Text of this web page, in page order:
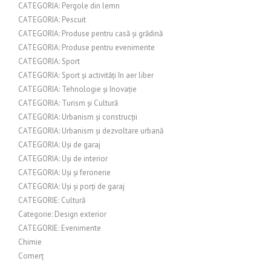
CATEGORIA: Pergole din lemn
CATEGORIA: Pescuit
CATEGORIA: Produse pentru casă și grădină
CATEGORIA: Produse pentru evenimente
CATEGORIA: Sport
CATEGORIA: Sport și activități în aer liber
CATEGORIA: Tehnologie și Inovație
CATEGORIA: Turism și Cultură
CATEGORIA: Urbanism și construcții
CATEGORIA: Urbanism și dezvoltare urbană
CATEGORIA: Uși de garaj
CATEGORIA: Uși de interior
CATEGORIA: Uși și feronerie
CATEGORIA: Uși și porți de garaj
CATEGORIE: Cultură
Categorie: Design exterior
CATEGORIE: Evenimente
Chimie
Comerț